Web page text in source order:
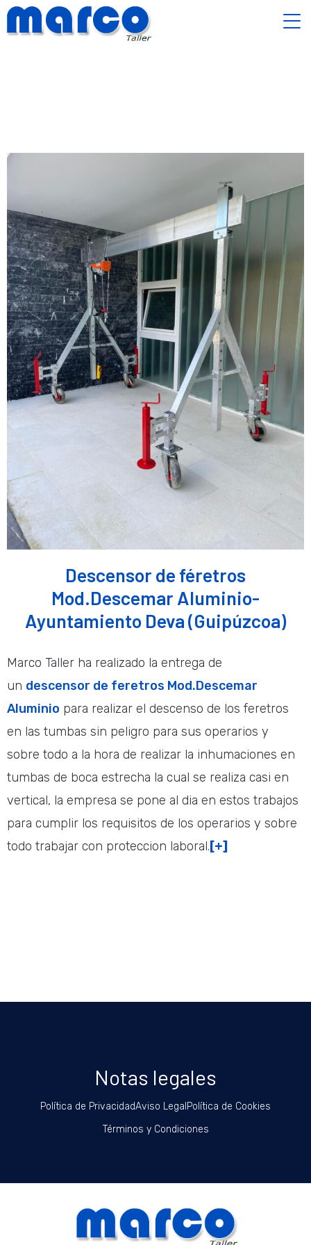
Descensor de féretros
Mod.Descemar Aluminio-
Ayuntamiento Deva (Guipúzcoa)
Marco Taller ha realizado la entrega de
un descensor de feretros Mod.Descemar
Aluminio para realizar el descenso de los feretros
en las tumbas sin peligro para sus operarios y
sobre todo a la hora de realizar la inhumaciones en
tumbas de boca estrecha la cual se realiza casi en
vertical, la empresa se pone al dia en estos trabajos
para cumplir los requisitos de los operarios y sobre
todo trabajar con proteccion laboral.[+]
Notas legales
Política de PrivacidadAviso Legal Política de Cookies
Términos y Condiciones